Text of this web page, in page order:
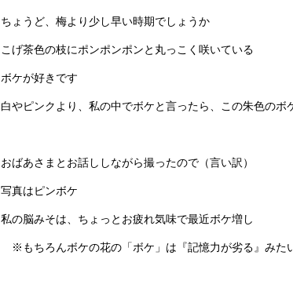
ちょうど、梅より少し早い時期でしょうか
こげ茶色の枝にポンポンポンと丸っこく咲いている
ボケが好きです
白やピンクより、私の中でボケと言ったら、この朱色のボ
おばあさまとお話ししながら撮ったので（言い訳）
写真はピンボケ
私の脳みそは、ちょっとお疲れ気味で最近ボケ増し
※もちろんボケの花の「ボケ」は『記憶力が劣る』みた